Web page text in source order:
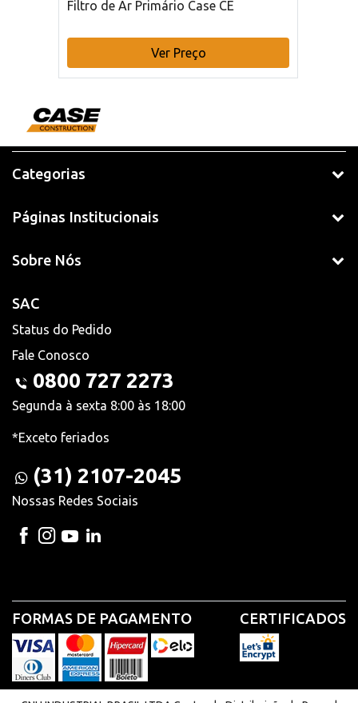
Filtro de Ar Primário Case CE
Ver Preço
Categorias
Páginas Institucionais
Sobre Nós
SAC
Status do Pedido
Fale Conosco
0800 727 2273
Segunda à sexta 8:00 às 18:00
*Exceto feriados
(31) 2107-2045
Nossas Redes Sociais
FORMAS DE PAGAMENTO CERTIFICADOS